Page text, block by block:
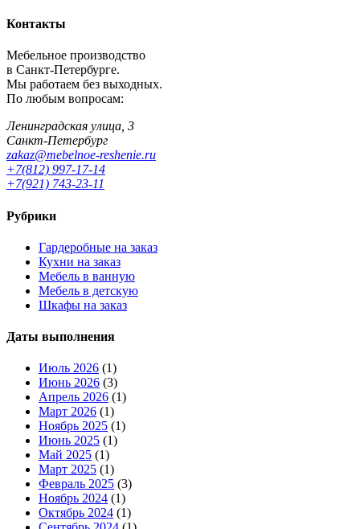
Контакты
Мебельное производство
в Санкт-Петербурге.
Мы работаем без выходных.
По любым вопросам:
Ленинградская улица, 3
Санкт-Петербург
zakaz@mebelnoe-reshenie.ru
+7(812) 997-17-14
+7(921) 743-23-11
Рубрики
Гардеробные на заказ
Кухни на заказ
Мебель в ванную
Мебель в детскую
Шкафы на заказ
Даты выполнения
Июль 2026 (1)
Июнь 2026 (3)
Апрель 2026 (1)
Март 2026 (1)
Ноябрь 2025 (1)
Июнь 2025 (1)
Май 2025 (1)
Март 2025 (1)
Февраль 2025 (3)
Ноябрь 2024 (1)
Октябрь 2024 (1)